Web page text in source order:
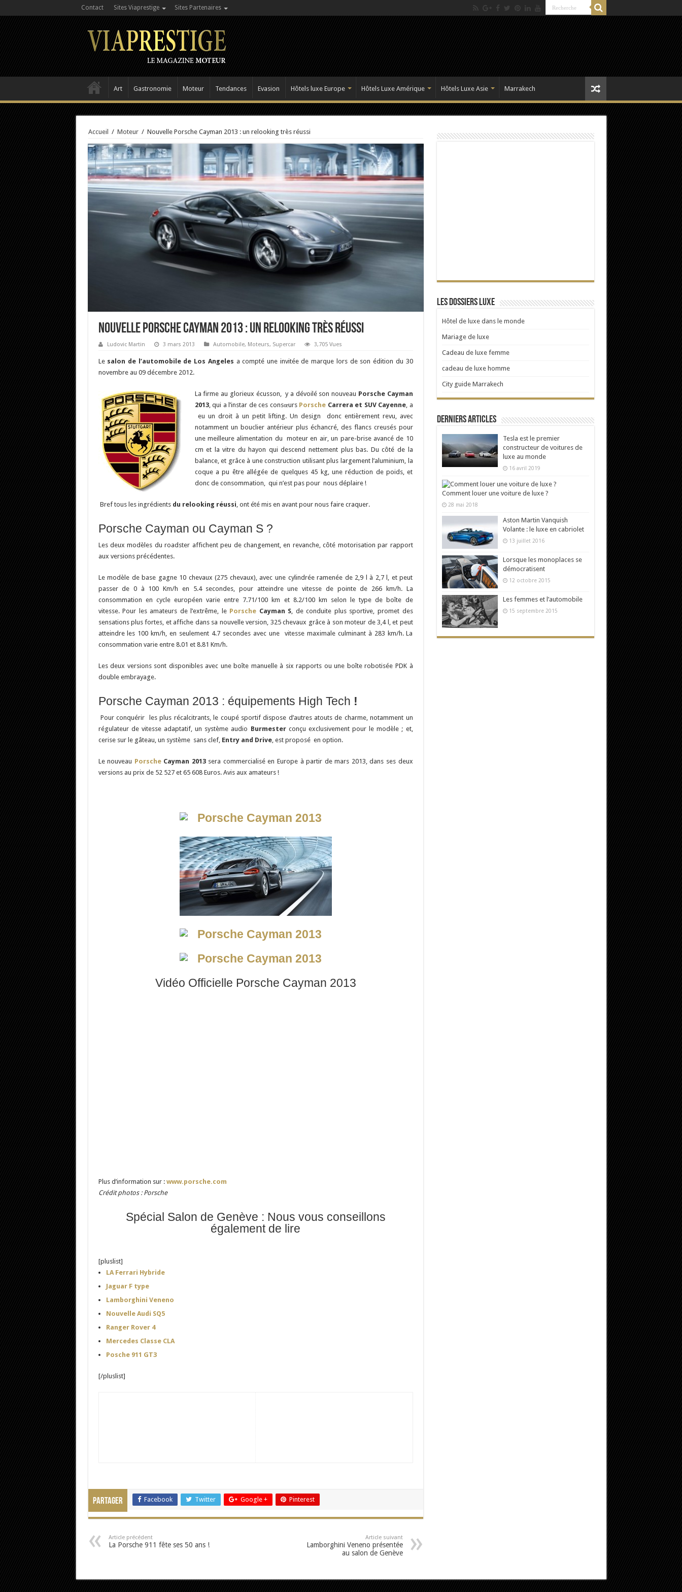
Contact Sites Viaprestige Sites Partenaires
Art Gastronomie Moteur Tendances Evasion Hôtels luxe Europe Hôtels Luxe Amérique Hôtels Luxe Asie Marrakech
Accueil / Moteur / Nouvelle Porsche Cayman 2013 : un relooking très réussi
Nouvelle Porsche Cayman 2013 : un relooking très réussi
Ludovic Martin 3 mars 2013 Automobile, Moteurs, Supercar 3,705 Vues
Lesalon de l’automobile de Los Angeles a compté une invitée de marque lors de son édition du 30
novembre au 09 décembre 2012.
La firme au glorieux écusson, y a dévoilé son nouveau Porsche Cayman
2013, qui a l’instar de ces consœurs Porsche Carrera et SUV Cayenne, a
eu un droit à un petit lifting. Un design donc entièrement revu, avec
notamment un bouclier antérieur plus échancré, des flancs creusés pour
une meilleure alimentation du moteur en air, un pare-brise avancé de 10
cm et la vitre du hayon qui descend nettement plus bas. Du côté de la
balance, et grâce à une construction utilisant plus largement l’aluminium, la
coque a pu être allégée de quelques 45 kg, une réduction de poids, et
donc de consommation, qui n’est pas pour nous déplaire !
Bref tous les ingrédients du relooking réussi, ont été mis en avant pour nous faire craquer.
Porsche Cayman ou Cayman S ?
Les deux modèles du roadster affichent peu de changement, en revanche, côté motorisation par rapport
aux versions précédentes.
Le modèle de base gagne 10 chevaux (275 chevaux), avec une cylindrée ramenée de 2,9 l à 2,7 l, et peut
passer de 0 à 100 Km/h en 5.4 secondes, pour atteindre une vitesse de pointe de 266 km/h. La
consommation en cycle européen varie entre 7.71/100 km et 8.2/100 km selon le type de boîte de
vitesse. Pour les amateurs de l’extrême, le Porsche Cayman S, de conduite plus sportive, promet des
sensations plus fortes, et affiche dans sa nouvelle version, 325 chevaux grâce à son moteur de 3,4 l, et peut
atteindre les 100 km/h, en seulement 4.7 secondes avec une vitesse maximale culminant à 283 km/h. La
consommation varie entre 8.01 et 8.81 Km/h.
Les deux versions sont disponibles avec une boîte manuelle à six rapports ou une boîte robotisée PDK à
double embrayage.
Porsche Cayman 2013 : équipements High Tech !
Pour conquérir les plus récalcitrants, le coupé sportif dispose d’autres atouts de charme, notamment un
régulateur de vitesse adaptatif, un système audio Burmesterconçu exclusivement pour le modèle ; et,
cerise sur le gâteau, un système sans clef, Entry and Drive, est proposé en option.
Le nouveau Porsche Cayman 2013sera commercialisé en Europe à partir de mars 2013, dans ses deux
versions au prix de 52 527 et 65 608 Euros. Avis aux amateurs !
Vidéo Officielle Porsche Cayman 2013
Plus d’information sur : www.porsche.com
Crédit photos : Porsche
Spécial Salon de Genève : Nous vous conseillons
également de lire
[pluslist]
LA Ferrari Hybride
Jaguar F type
Lamborghini Veneno
Nouvelle Audi SQ5
Ranger Rover 4
Mercedes Classe CLA
Posche 911 GT3
[/pluslist]
Partager Facebook Twitter Google + Pinterest
Article précédent
La Porsche 911 fête ses 50 ans !
Article suivant
Lamborghini Veneno présentée
au salon de Genève
Les dossiers Luxe
Hôtel de luxe dans le monde
Mariage de luxe
Cadeau de luxe femme
cadeau de luxe homme
City guide Marrakech
Derniers articles
Tesla est le premier
constructeur de voitures de
luxe au monde
16 avril 2019
Comment louer une voiture de luxe ?
28 mai 2018
Aston Martin Vanquish
Volante : le luxe en cabriolet
13 juillet 2016
Lorsque les monoplaces se
démocratisent
12 octobre 2015
Les femmes et l’automobile
15 septembre 2015